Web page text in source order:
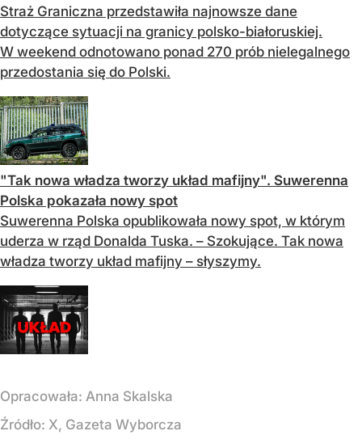
Straż Graniczna przedstawiła najnowsze dane
dotyczące sytuacji na granicy polsko-białoruskiej.
W weekend odnotowano ponad 270 prób nielegalnego
przedostania się do Polski.
"Tak nowa władza tworzy układ mafijny". Suwerenna
Polska pokazała nowy spot
Suwerenna Polska opublikowała nowy spot, w którym
uderza w rząd Donalda Tuska. – Szokujące. Tak nowa
władza tworzy układ mafijny – słyszymy.
Opracowała: Anna Skalska
Źródło: X, Gazeta Wyborcza